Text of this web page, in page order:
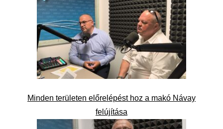
Minden területen előrelépést hoz a makó Návay
felújítása